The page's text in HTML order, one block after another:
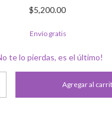
$5,200.00
Envío gratis
te lo pierdas, es el último!